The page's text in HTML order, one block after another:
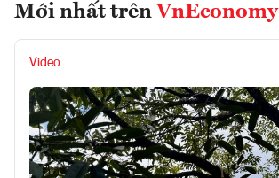
Mới nhất trên VnEconomy
Video